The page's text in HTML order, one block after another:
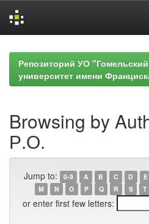
navigationРепозиторий УО
университет имени
Browsing by
Р.О.
Jump to: 0-9 A B C D E
M
N O P Q R S T
or enter first few letters: